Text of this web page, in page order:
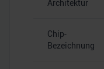
Architektur
Chip-
Bezeichnung